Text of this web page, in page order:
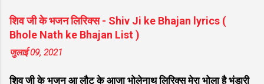
शिव जी के भजन लिरिक्स - Shiv Ji ke Bhajan lyrics (
Bhole Nath ke Bhajan List )
जुलाई 09, 2021
शिव जी के भजन आ लौट के आजा भोलेनाथ लिरिक्स मेरा भोला है भंडारी